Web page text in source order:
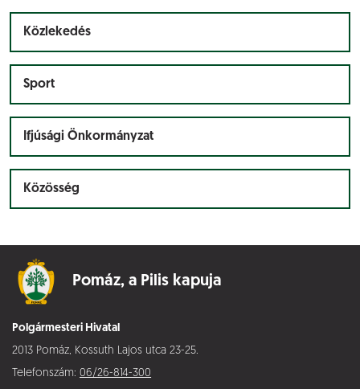
Közlekedés
Sport
Ifjúsági Önkormányzat
Közösség
Pomáz, a Pilis kapuja
Polgármesteri Hivatal
2013 Pomáz, Kossuth Lajos utca 23-25.
Telefonszám: 06/26-814-300